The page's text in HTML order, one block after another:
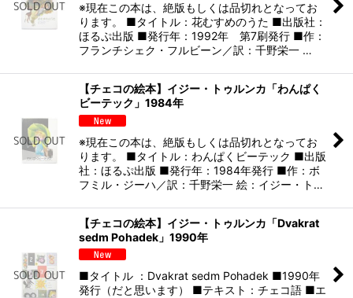
※現在この本は、絶版もしくは品切れとなってお
ります。 ■タイトル：花むすめのうた ■出版社：
ほるぷ出版 ■発行年：1992年 第7刷発行 ■作：
フランチシェク・フルビーン／訳：千野栄一 …
【チェコの絵本】イジー・トゥルンカ「わんぱく
ビーテック」1984年
※現在この本は、絶版もしくは品切れとなってお
ります。 ■タイトル：わんぱくビーテック ■出版
社：ほるぷ出版 ■発行年：1984年発行 ■作：ボ
フミル・ジーハ／訳：千野栄一 絵：イジー・ト…
【チェコの絵本】イジー・トゥルンカ「Dvakrat
sedm Pohadek」1990年
■タイトル ：Dvakrat sedm Pohadek ■1990年
発行（だと思います） ■テキスト：チェコ語 ■エ